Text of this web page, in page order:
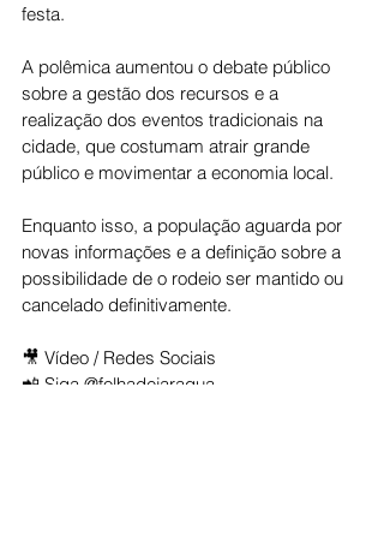
festa.
A polêmica aumentou o debate público
sobre a gestão dos recursos e a
realização dos eventos tradicionais na
cidade, que costumam atrair grande
público e movimentar a economia local.
Enquanto isso, a população aguarda por
novas informações e a definição sobre a
possibilidade de o rodeio ser mantido ou
cancelado definitivamente.
🎥 Vídeo / Redes Sociais
📲 Siga @folhadejaragua